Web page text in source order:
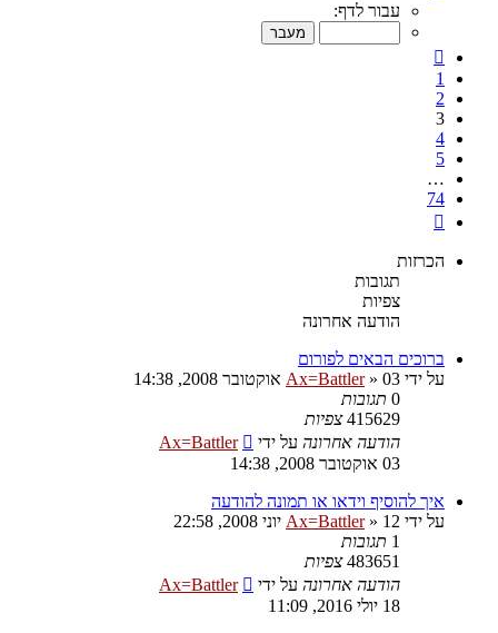
מתוך
עבור לדף:
1
2
3
4
5
…
74
הכרזות
תגובות
צפיות
הודעה אחרונה
ברוכים הבאים לפורום
על ידי
Ax=Battler» 03 אוקטובר 2008, 14:38
0 תגובות
415629 צפיות
הודעה אחרונה על ידי
Ax=Battler
03 אוקטובר 2008, 14:38
איך להוסיף וידאו או תמונה להודעה
על ידי
Ax=Battler» 12 יוני 2008, 22:58
1 תגובות
483651 צפיות
הודעה אחרונה על ידי
Ax=Battler
18 יולי 2016, 11:09